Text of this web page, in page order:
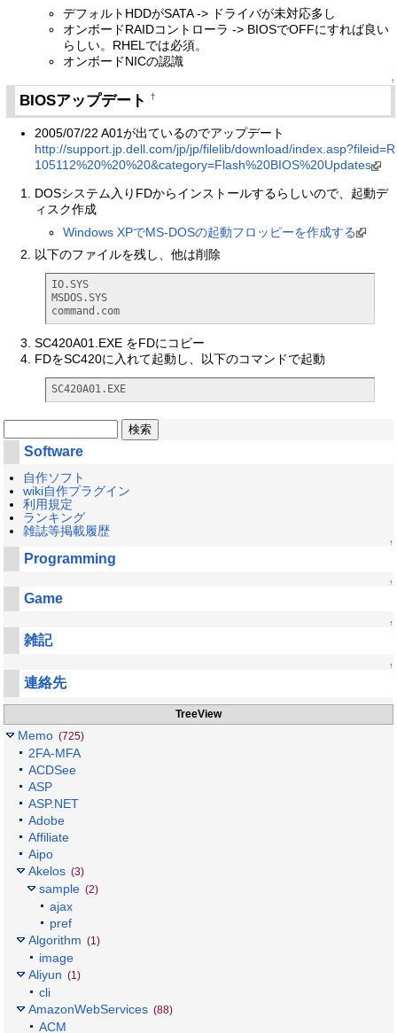
デフォルトHDDがSATA -> ドライバが未対応多し
オンボードRAIDコントローラ -> BIOSでOFFにすれば良い
らしい。RHELでは必須。
オンボードNICの認識
↑
BIOSアップデート†
2005/07/22 A01が出ているのでアップデート
http://support.jp.dell.com/jp/jp/filelib/download/index.asp?fileid=R
105112%20%20%20&category=Flash%20BIOS%20Updates
DOSシステム入りFDからインストールするらしいので、起動デ
ィスク作成
Windows XPでMS-DOSの起動フロッピーを作成する
以下のファイルを残し、他は削除
IO.SYS
MSDOS.SYS
command.com
SC420A01.EXE をFDにコピー
FDをSC420に入れて起動し、以下のコマンドで起動
SC420A01.EXE
Software
自作ソフト
wiki自作プラグイン
利用規定
ランキング
雑誌等掲載履歴
↑
Programming
↑
Game
↑
雑記
↑
連絡先
TreeView
Memo (725)
2FA-MFA
ACDSee
ASP
ASP.NET
Adobe
Affiliate
Aipo
Akelos (3)
sample (2)
ajax
pref
Algorithm (1)
image
Aliyun (1)
cli
AmazonWebServices (88)
ACM